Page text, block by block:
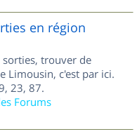
en région
sorties, trouver de
Limousin, c'est par ici.
23, 87.
Forums